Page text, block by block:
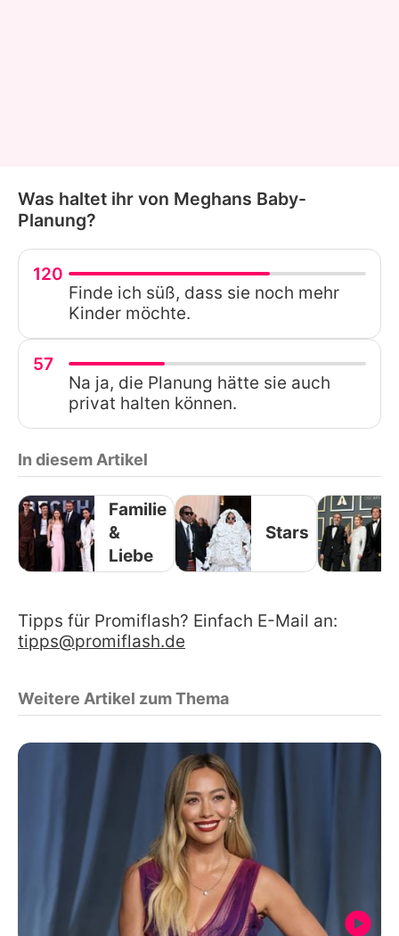
Was haltet ihr von Meghans Baby-
Planung?
120
Finde ich süß, dass sie noch mehr
Kinder möchte.
57
Na ja, die Planung hätte sie auch
privat halten können.
In diesem Artikel
Familie
&
Liebe
Stars
Tipps für Promiflash? Einfach E-Mail an:
tipps@promiflash.de
Weitere Artikel zum Thema